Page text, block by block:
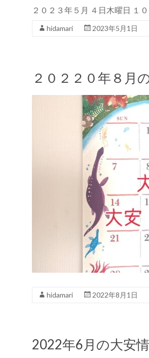
２０２３年５月 ４日木曜日 １
hidamari 2023年5月1日
２０２２０年８月
hidamari 2022年8月1日
2022年6月の大安